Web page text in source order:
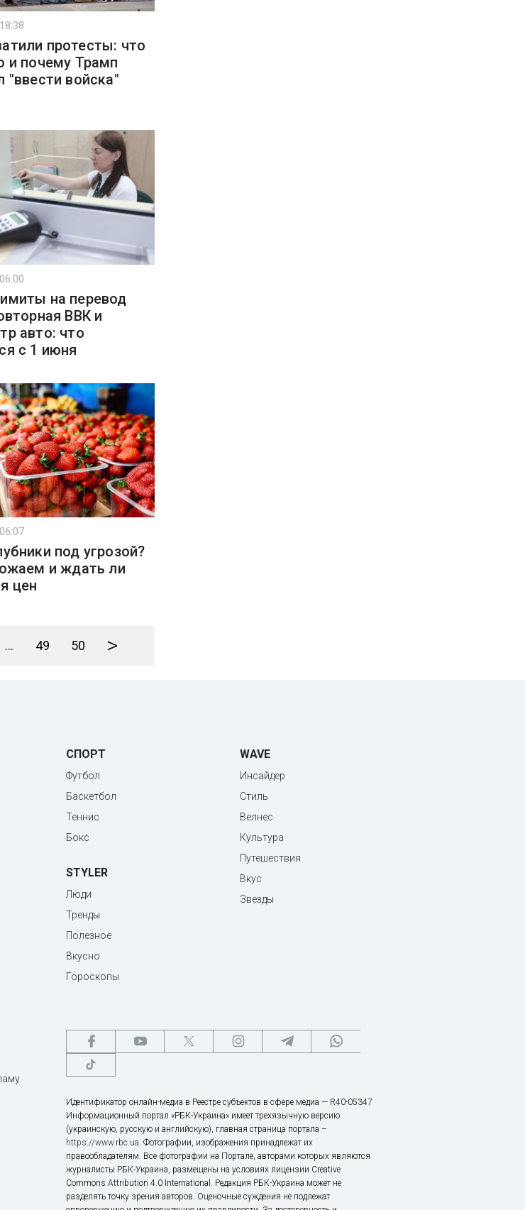
протесты: что
и почему Трамп
"ввести войска"
на перевод
ВВК и
авто: что
с 1 июня
под угрозой?
и ждать ли
цен
... 49 50 >
СПОРТ
Футбол
Баскетбол
Теннис
Бокс
STYLER
Люди
Тренды
Полезное
Вкусно
Гороскопы
WAVE
Инсайдер
Стиль
Велнес
Культура
Путешествия
Вкус
Звезды
Идентификатор онлайн-медиа в Реестре субъектов в сфере медиа — R40-05347
Информационный портал «РБК-Украина» имеет трехязычную версию
(украинскую, русскую и английскую), главная страница портала –
https://www.rbc.ua. Фотографии, изображения принадлежат их
правообладателям. Все фотографии на Портале, авторами которых являются
журналисты РБК-Украина, размещены на условиях лицензии Creative
Commons Attribution 4.0 International. Редакция РБК-Украина может не
разделять точку зрения авторов. Оценочные суждения не подлежат